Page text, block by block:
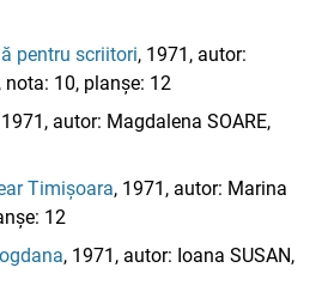
pentru scriitori, 1971, autor:
nota: 10, planșe: 12
autor: Magdalena SOARE,
Timișoara, 1971, autor: Marina
12
, 1971, autor: Ioana SUSAN,